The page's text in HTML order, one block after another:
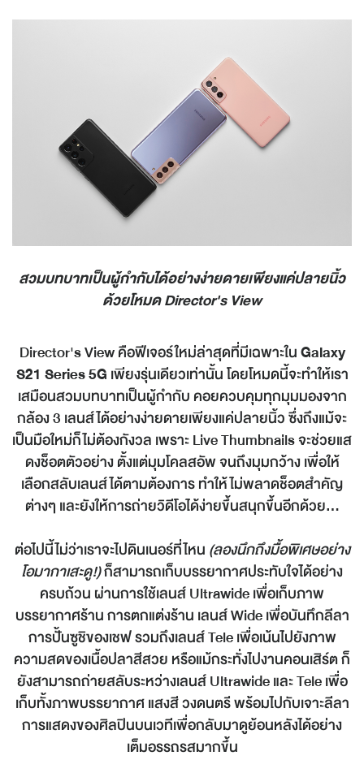
สวมบทบาทเป็นผู้กำกับได้อย่างง่ายดายเพียงแค่ปลายนิ้ว
ด้วยโหมดDirector's View
Director's View คือฟีเจอร์ใหม่ล่าสุดที่มีเฉพาะในGalaxy
S21 Series 5G เพียงรุ่นเดียวเท่านั้น โดยโหมดนี้จะทำให้เรา
เสมือนสวมบทบาทเป็นผู้กำกับ คอยควบคุมทุกมุมมองจาก
กล้อง 3 เลนส์ได้อย่างง่ายดายเพียงแค่ปลายนิ้ว ซึ่งถึงแม้จะ
เป็นมือใหม่ก็ไม่ต้องกังวล เพราะ Live Thumbnails จะช่วยแส
ดงช็อตตัวอย่าง ตั้งแต่มุมโคลสอัพ จนถึงมุมกว้าง เพื่อให้
เลือกสลับเลนส์ได้ตามต้องการ ทำให้ไม่พลาดช็อตสำคัญ
ต่างๆ และยังให้การถ่ายวิดีโอได้ง่ายขึ้นสนุกขึ้นอีกด้วย...
ต่อไปนี้ไม่ว่าเราจะไปดินเนอร์ที่ไหน (ลองนึกถึงมื้อพิเศษอย่าง
โอมากาเสะดู!)ก็สามารถเก็บบรรยากาศประทับใจได้อย่าง
ครบถ้วน ผ่านการใช้เลนส์ Ultrawide เพื่อเก็บภาพ
บรรยากาศร้าน การตกแต่งร้าน เลนส์ Wide เพื่อบันทึกลีลา
การปั้นซูชิของเชฟ รวมถึงเลนส์ Tele เพื่อเน้นไปยังภาพ
ความสดของเนื้อปลาสีสวย หรือแม้กระทั่งไปงานคอนเสิร์ต ก็
ยังสามารถถ่ายสลับระหว่างเลนส์ Ultrawide และ Tele เพื่อ
เก็บทั้งภาพบรรยากาศ แสงสี วงดนตรี พร้อมไปกับเจาะลีลา
การแสดงของศิลปินบนเวทีเพื่อกลับมาดูย้อนหลังได้อย่าง
เต็มอรรถรสมากขึ้น